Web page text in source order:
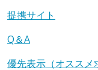
提携サイト
Q＆A
優先表示（オススメ